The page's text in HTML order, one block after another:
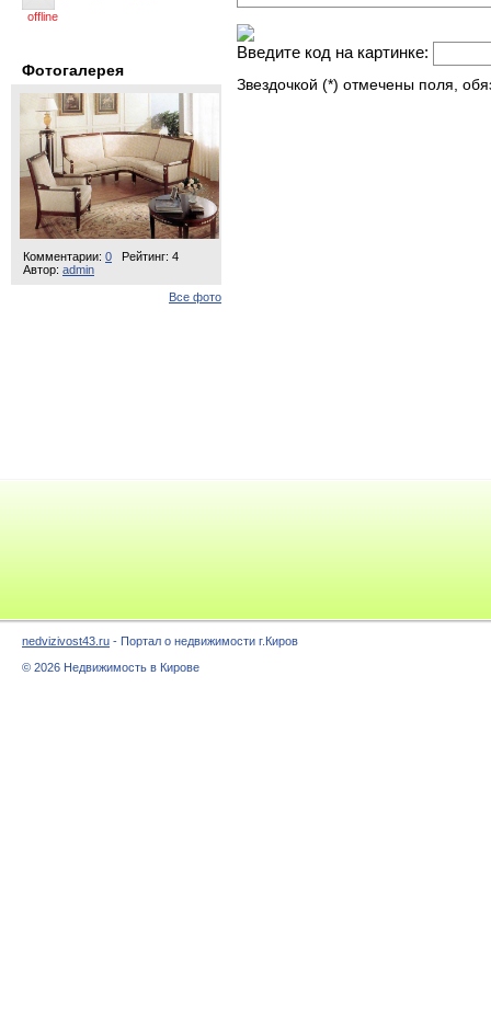
offline
Фотогалерея
Комментарии: 0
Рейтинг: 4
Автор: admin
Все фото
Введите код на картинке:
Звездочкой (*) отмечены поля,
nedvizivost43.ru - Портал о недвижимости г.Киров
© 2026 Недвижимость в Кирове